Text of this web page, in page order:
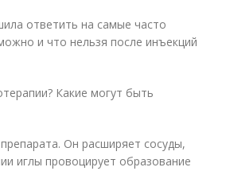
ответить на самые часто
и что нельзя после инъекций
Какие могут быть
Он расширяет сосуды,
иглы провоцирует образование